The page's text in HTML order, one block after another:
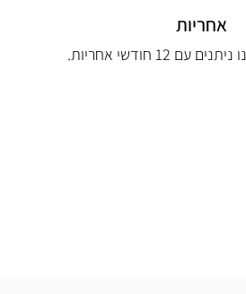
אחריות
12 חודשי אחריות.